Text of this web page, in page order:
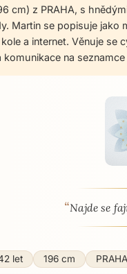
cm) z PRAHA, s
Martin se popisuje jako
a internet. Věnuje
komunikace na
profil
“Najde se
let 196 cm PRAHA